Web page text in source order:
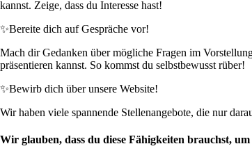
kannst. Zeige, dass du Interesse hast!
✨Bereite dich auf Gespräche vor!
Mach dir Gedanken über mögliche Fragen im
präsentieren kannst. So kommst du selbstbewusst rüber!
✨Bewirb dich über unsere Website!
Wir haben viele spannende Stellenangebote, die nur
Wir glauben, dass du diese Fähigkeiten brauchst,